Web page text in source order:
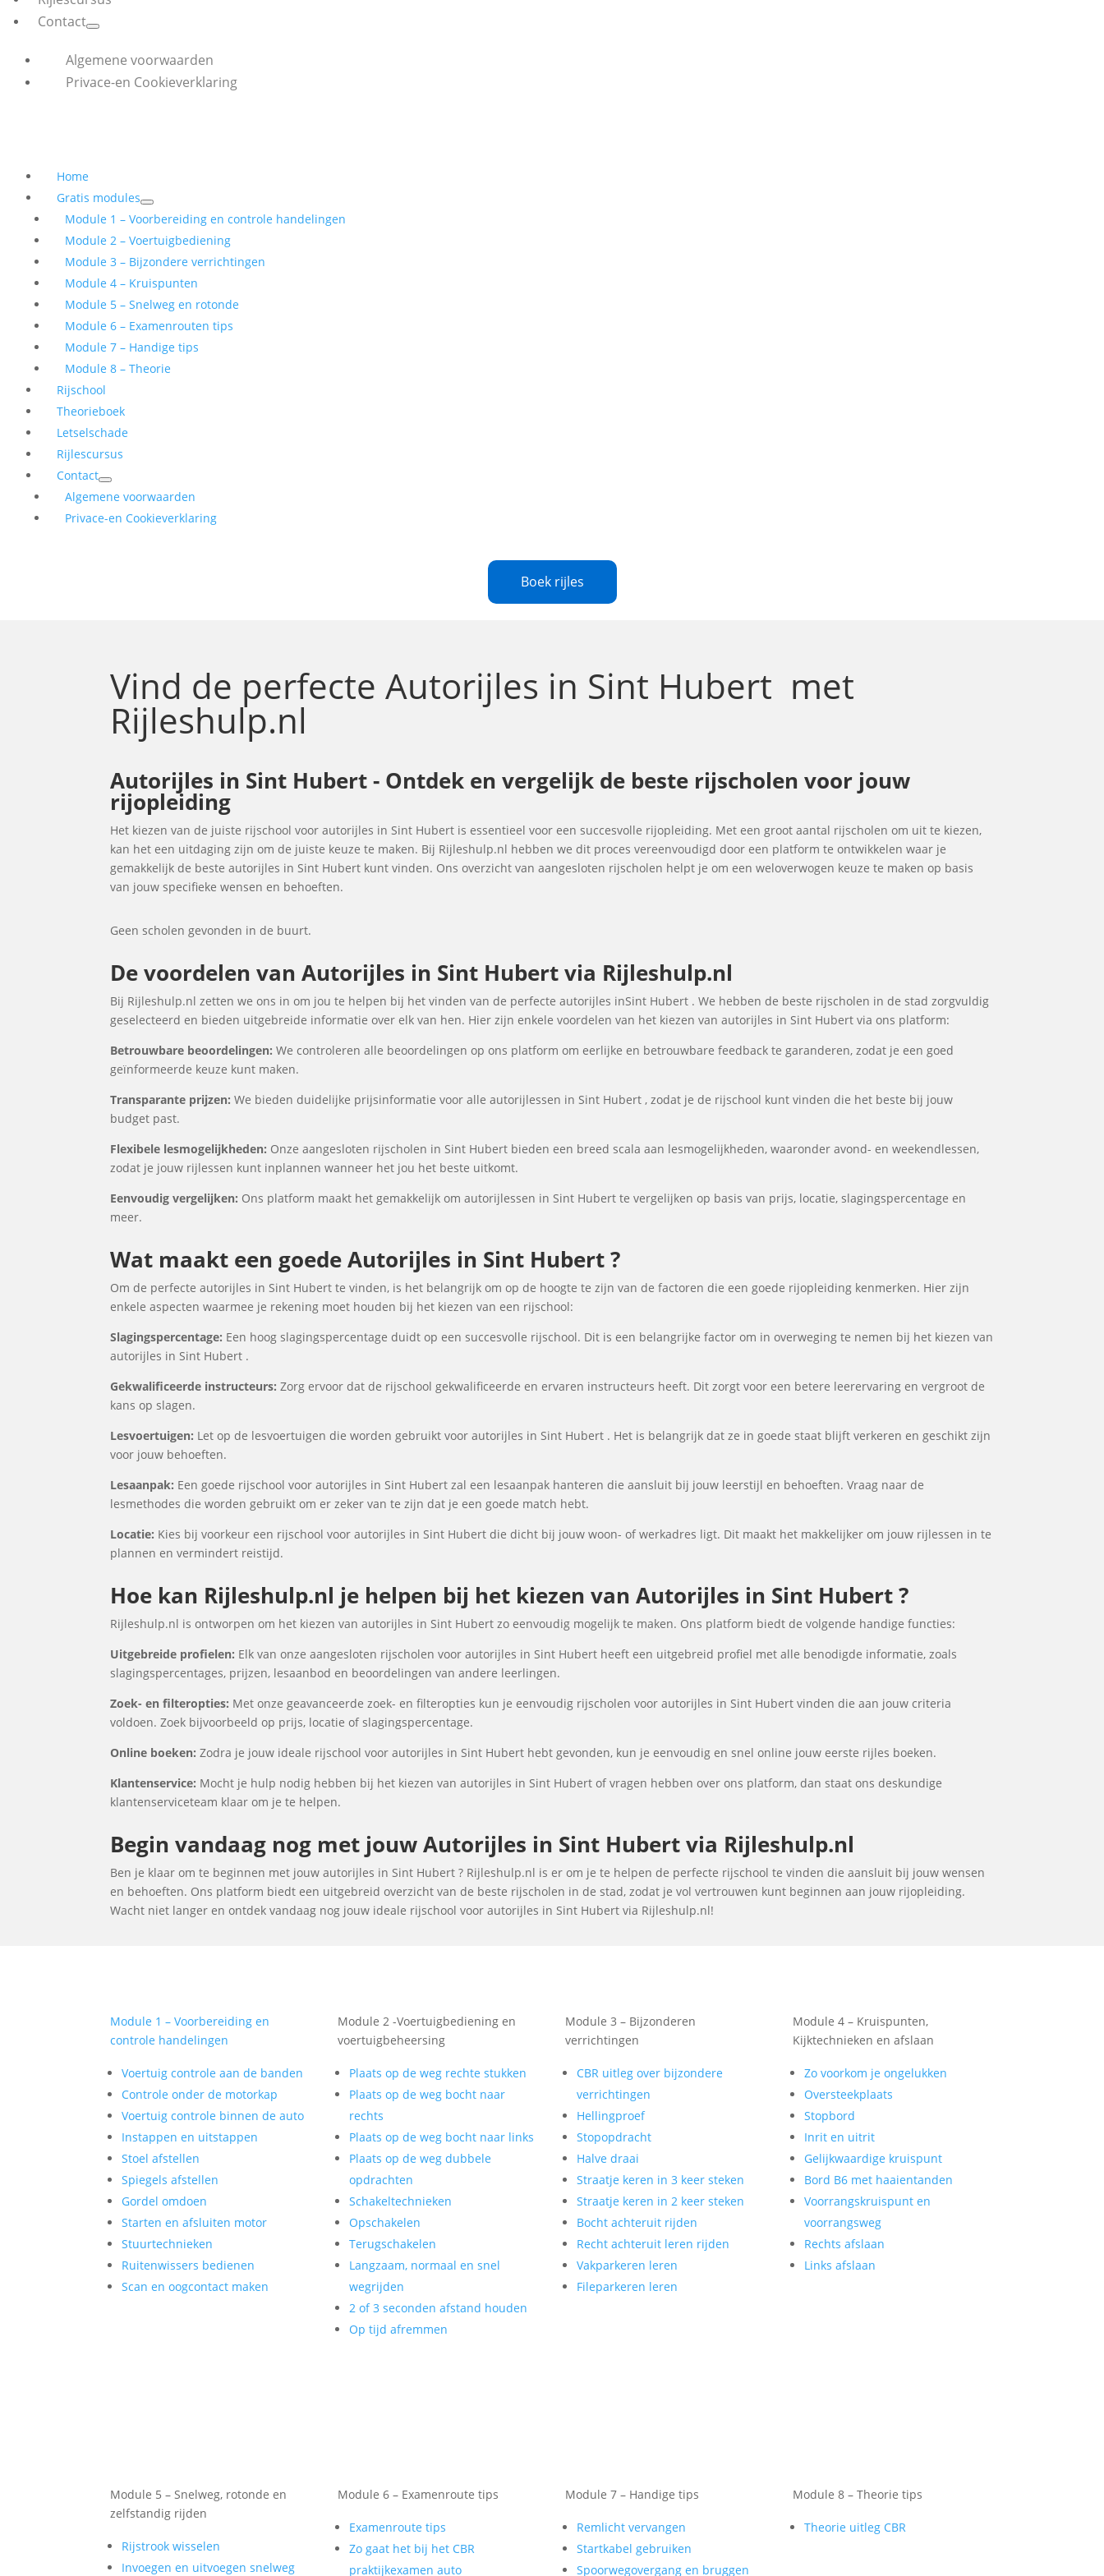
Contact
Algemene voorwaarden
Privace-en Cookieverklaring
Home
Gratis modules
Module 1 – Voorbereiding en controle handelingen
Module 2 – Voertuigbediening
Module 3 – Bijzondere verrichtingen
Module 4 – Kruispunten
Module 5 – Snelweg en rotonde
Module 6 – Examenrouten tips
Module 7 – Handige tips
Module 8 – Theorie
Rijschool
Theorieboek
Letselschade
Rijlescursus
Contact
Algemene voorwaarden
Privace-en Cookieverklaring
Boek rijles
Vind de perfecteAutorijles in Sint Hubert met
Rijleshulp.nl
Autorijles in Sint Hubert - Ontdek en vergelijk de beste rijscholen voor jouw
rijopleiding
Het kiezen van de juiste rijschool voor autorijles in Sint Hubert is essentieel voor een succesvolle rijopleiding. Met een groot aantal rijscholen om uit te kiezen,
kan het een uitdaging zijn om de juiste keuze te maken. Bij Rijleshulp.nl hebben we dit proces vereenvoudigd door een platform te ontwikkelen waar je
gemakkelijk de beste autorijles in Sint Hubert kunt vinden. Ons overzicht van aangesloten rijscholen helpt je om een weloverwogen keuze te maken op basis
van jouw specifieke wensen en behoeften.
Geen scholen gevonden in de buurt.
De voordelen van Autorijles in Sint Hubert via Rijleshulp.nl
Bij Rijleshulp.nl zetten we ons in om jou te helpen bij het vinden van de perfecte autorijles inSint Hubert . We hebben de beste rijscholen in de stad zorgvuldig
geselecteerd en bieden uitgebreide informatie over elk van hen. Hier zijn enkele voordelen van het kiezen van autorijles in Sint Hubert via ons platform:
Betrouwbare beoordelingen: We controleren alle beoordelingen op ons platform om eerlijke en betrouwbare feedback te garanderen, zodat je een goed
geïnformeerde keuze kunt maken.
Transparante prijzen: We bieden duidelijke prijsinformatie voor alle autorijlessen in Sint Hubert , zodat je de rijschool kunt vinden die het beste bij jouw
budget past.
Flexibele lesmogelijkheden: Onze aangesloten rijscholen in Sint Hubert bieden een breed scala aan lesmogelijkheden, waaronder avond- en weekendlessen,
zodat je jouw rijlessen kunt inplannen wanneer het jou het beste uitkomt.
Eenvoudig vergelijken: Ons platform maakt het gemakkelijk om autorijlessen in Sint Hubert te vergelijken op basis van prijs, locatie, slagingspercentage en
meer.
Wat maakt een goede Autorijles in Sint Hubert ?
Om de perfecte autorijles in Sint Hubert te vinden, is het belangrijk om op de hoogte te zijn van de factoren die een goede rijopleiding kenmerken. Hier zijn
enkele aspecten waarmee je rekening moet houden bij het kiezen van een rijschool:
Slagingspercentage: Een hoog slagingspercentage duidt op een succesvolle rijschool. Dit is een belangrijke factor om in overweging te nemen bij het kiezen van
autorijles in Sint Hubert .
Gekwalificeerde instructeurs: Zorg ervoor dat de rijschool gekwalificeerde en ervaren instructeurs heeft. Dit zorgt voor een betere leerervaring en vergroot de
kans op slagen.
Lesvoertuigen: Let op de lesvoertuigen die worden gebruikt voor autorijles in Sint Hubert . Het is belangrijk dat ze in goede staat blijft verkeren en geschikt zijn
voor jouw behoeften.
Lesaanpak: Een goede rijschool voor autorijles in Sint Hubert zal een lesaanpak hanteren die aansluit bij jouw leerstijl en behoeften. Vraag naar de
lesmethodes die worden gebruikt om er zeker van te zijn dat je een goede match hebt.
Locatie: Kies bij voorkeur een rijschool voor autorijles in Sint Hubert die dicht bij jouw woon- of werkadres ligt. Dit maakt het makkelijker om jouw rijlessen in te
plannen en vermindert reistijd.
Hoe kan Rijleshulp.nl je helpen bij het kiezen van Autorijles in Sint Hubert ?
Rijleshulp.nl is ontworpen om het kiezen van autorijles in Sint Hubert zo eenvoudig mogelijk te maken. Ons platform biedt de volgende handige functies:
Uitgebreide profielen: Elk van onze aangesloten rijscholen voor autorijles in Sint Hubert heeft een uitgebreid profiel met alle benodigde informatie, zoals
slagingspercentages, prijzen, lesaanbod en beoordelingen van andere leerlingen.
Zoek- en filteropties: Met onze geavanceerde zoek- en filteropties kun je eenvoudig rijscholen voor autorijles in Sint Hubert vinden die aan jouw criteria
voldoen. Zoek bijvoorbeeld op prijs, locatie of slagingspercentage.
Online boeken: Zodra je jouw ideale rijschool voor autorijles in Sint Hubert hebt gevonden, kun je eenvoudig en snel online jouw eerste rijles boeken.
Klantenservice: Mocht je hulp nodig hebben bij het kiezen van autorijles in Sint Hubert of vragen hebben over ons platform, dan staat ons deskundige
klantenserviceteam klaar om je te helpen.
Begin vandaag nog met jouw Autorijles in Sint Hubert via Rijleshulp.nl
Ben je klaar om te beginnen met jouw autorijles in Sint Hubert ? Rijleshulp.nl is er om je te helpen de perfecte rijschool te vinden die aansluit bij jouw wensen
en behoeften. Ons platform biedt een uitgebreid overzicht van de beste rijscholen in de stad, zodat je vol vertrouwen kunt beginnen aan jouw rijopleiding.
Wacht niet langer en ontdek vandaag nog jouw ideale rijschool voor autorijles in Sint Hubert via Rijleshulp.nl!
Module 1 – Voorbereiding en
controle handelingen
Voertuig controle aan de banden
Controle onder de motorkap
Voertuig controle binnen de auto
Instappen en uitstappen
Stoel afstellen
Spiegels afstellen
Gordel omdoen
Starten en afsluiten motor
Stuurtechnieken
Ruitenwissers bedienen
Scan en oogcontact maken
Module 2 -Voertuigbediening en
voertuigbeheersing
Plaats op de weg rechte stukken
Plaats op de weg bocht naar
rechts
Plaats op de weg bocht naar links
Plaats op de weg dubbele
opdrachten
Schakeltechnieken
Opschakelen
Terugschakelen
Langzaam, normaal en snel
wegrijden
2 of 3 seconden afstand houden
Op tijd afremmen
Module 3 – Bijzonderen
verrichtingen
CBR uitleg over bijzondere
verrichtingen
Hellingproef
Stopopdracht
Halve draai
Straatje keren in 3 keer steken
Straatje keren in 2 keer steken
Bocht achteruit rijden
Recht achteruit leren rijden
Vakparkeren leren
Fileparkeren leren
Module 4 – Kruispunten,
Kijktechnieken en afslaan
Zo voorkom je ongelukken
Oversteekplaats
Stopbord
Inrit en uitrit
Gelijkwaardige kruispunt
Bord B6 met haaientanden
Voorrangskruispunt en
voorrangsweg
Rechts afslaan
Links afslaan
Module 5 – Snelweg, rotonde en
zelfstandig rijden
Rijstrook wisselen
Invoegen en uitvoegen snelweg
Module 6 – Examenroute tips
Examenroute tips
Zo gaat het bij het CBR
praktijkexamen auto
Module 7 – Handige tips
Remlicht vervangen
Startkabel gebruiken
Spoorwegovergang en bruggen
Module 8 – Theorie tips
Theorie uitleg CBR